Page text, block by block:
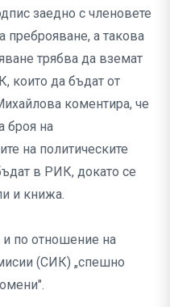
заедно с членовете
преброяване, а такова
трябва да вземат
които да бъдат от
коментира, че
броя на
на политическите
в РИК, докато се
и книжа.
и по отношение на
(СИК) „спешно